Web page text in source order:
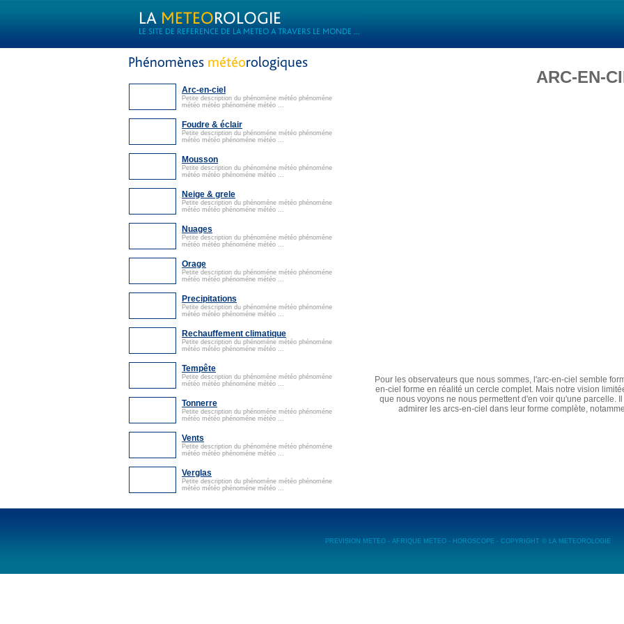
Arc-en-ciel
Petite description du phénoméne météo phénoméne
météo météo phénoméne météo ...
Foudre & éclair
Petite description du phénoméne météo phénoméne
météo météo phénoméne météo ...
Mousson
Petite description du phénoméne météo phénoméne
météo météo phénoméne météo ...
Neige & grele
Petite description du phénoméne météo phénoméne
météo météo phénoméne météo ...
Nuages
Petite description du phénoméne météo phénoméne
météo météo phénoméne météo ...
Orage
Petite description du phénoméne météo phénoméne
météo météo phénoméne météo ...
Precipitations
Petite description du phénoméne météo phénoméne
météo météo phénoméne météo ...
Rechauffement climatique
Petite description du phénoméne météo phénoméne
météo météo phénoméne météo ...
Tempête
Petite description du phénoméne météo phénoméne
météo météo phénoméne météo ...
Tonnerre
Petite description du phénoméne météo phénoméne
météo météo phénoméne météo ...
Vents
Petite description du phénoméne météo phénoméne
météo météo phénoméne météo ...
Verglas
Petite description du phénoméne météo phénoméne
météo météo phénoméne météo ...
ARC-EN-
Pour les observateurs que nous sommes, l'arc-en-ciel semble
en-ciel forme en réalité un cercle complet. Mais notre vision
que nous voyons ne nous permettent d'en voir qu'une parcelle.
admirer les arcs-en-ciel dans leur forme complète,
PREVISION METEO - AFRIQUE METEO - HOROSCOPE - COPYRIGHT © LA METEOROLOGIE